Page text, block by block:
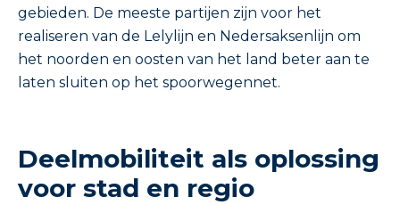
gebieden. De meeste partijen zijn voor het
realiseren van de Lelylijn en Nedersaksenlijn om
het noorden en oosten van het land beter aan te
laten sluiten op het spoorwegennet.
Deelmobiliteit als oplossing
voor stad en regio